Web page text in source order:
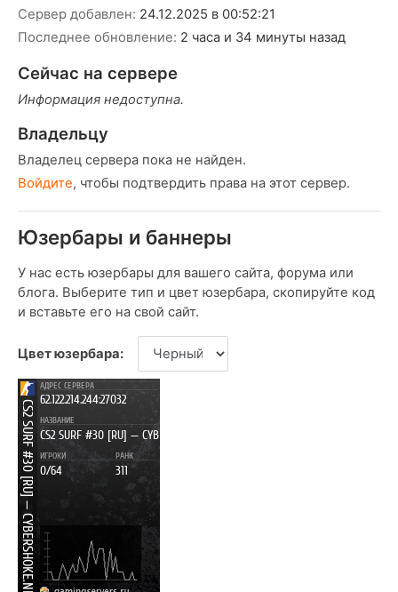
Сервер добавлен: 24.12.2025 в 00:52:21
Последнее обновление: 2 часа и 34 минуты назад
Сейчас на сервере
Информация недоступна.
Владельцу
Владелец сервера пока не найден.
Войдите, чтобы подтвердить права на этот сервер.
Юзербары и баннеры
У нас есть юзербары для вашего сайта, форума или
блога. Выберите тип и цвет юзербара, скопируйте код
и вставьте его на свой сайт.
Цвет юзербара: